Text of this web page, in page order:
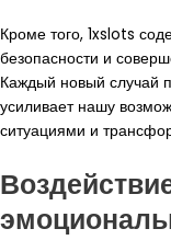
Кроме того, 1xslots
безопасности и
Каждый новый случай
усиливает нашу
ситуациями и